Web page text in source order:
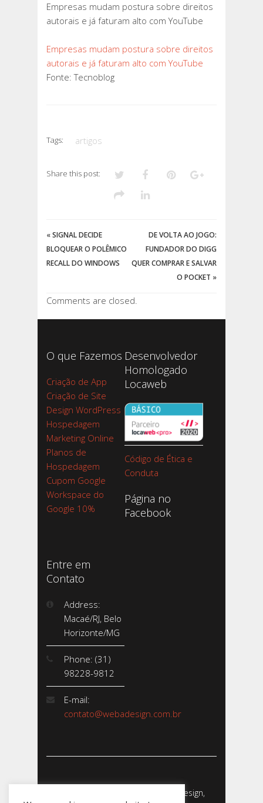
Empresas mudam postura sobre direitos
autorais e já faturam alto com YouTube
Empresas mudam postura sobre direitos
autorais e já faturam alto com YouTube
Fonte: Tecnoblog
Tags: artigos
Share this post:
«SIGNAL DECIDE
BLOQUEAR O POLÊMICO
RECALL DO WINDOWS
DE VOLTA AO JOGO:
FUNDADOR DO DIGG
QUER COMPRAR E SALVAR
O POCKET »
Comments are closed.
O que Fazemos
Criação de App
Criação de Site
Design WordPress
Hospedagem
Marketing Online
Planos de
Hospedagem
Cupom Google
Workspace do
Google 10%
Desenvolvedor
Homologado
Locaweb
Código de Ética e
Conduta
Página no
Facebook
Entre em
Contato
Address:
Macaé/RJ, Belo
Horizonte/MG
Phone: (31)
98228-9812
E-mail:
contato@webadesign.com.br
Webadesign - Empresa de Webdesign,